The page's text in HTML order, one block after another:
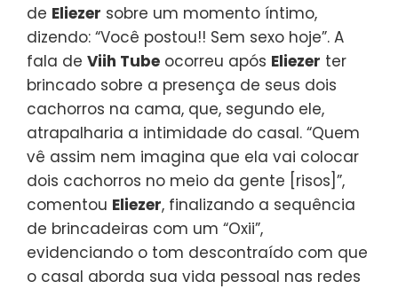
de Eliezer sobre um momento íntimo,
dizendo: “Você postou!! Sem sexo hoje”. A
fala de Viih Tube ocorreu após Eliezer ter
brincado sobre a presença de seus dois
cachorros na cama, que, segundo ele,
atrapalharia a intimidade do casal. “Quem
vê assim nem imagina que ela vai colocar
dois cachorros no meio da gente [risos]”,
comentou Eliezer, finalizando a sequência
de brincadeiras com um “Oxii”,
evidenciando o tom descontraído com que
o casal aborda sua vida pessoal nas redes